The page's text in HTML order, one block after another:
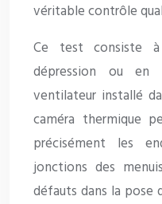
véritable contrôle
Ce test consiste
dépression ou en
ventilateur installé
caméra thermique
précisément les
jonctions des
défauts dans la pose